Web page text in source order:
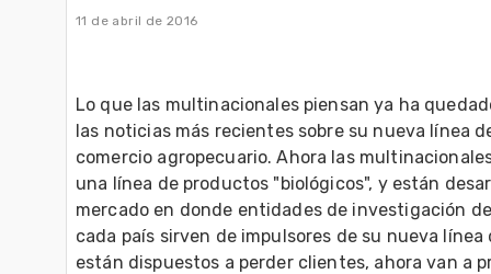
11 de abril de 2016
Lo que las multinacionales piensan ya ha
las noticias más recientes sobre su nueva línea
comercio agropecuario. Ahora las
una línea de productos "biológicos", y están
mercado en donde entidades de investigación
cada país sirven de impulsores de su nueva línea
están dispuestos a perder clientes, ahora van a